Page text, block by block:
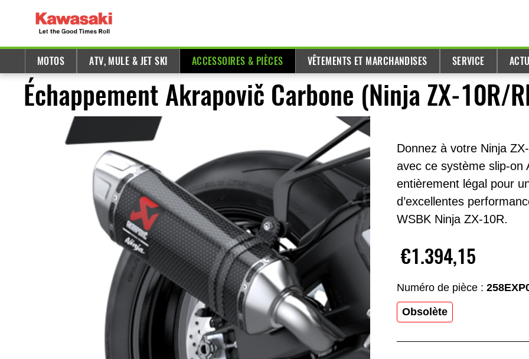
MOTOS ATV, MULE & JET SKI ACCESSOIRES & PIÈCES VÊTEMENTS ET MARCHANDISES SERVICE
Échappement Akrapovič Carbone (Ninja ZX-10R/
Donnez à votre Ninja
avec ce système slip-on
entièrement légal pour
d’excellentes
WSBK Ninja ZX-10R.
€1.394,15
Numéro de pièce :
Obsolète